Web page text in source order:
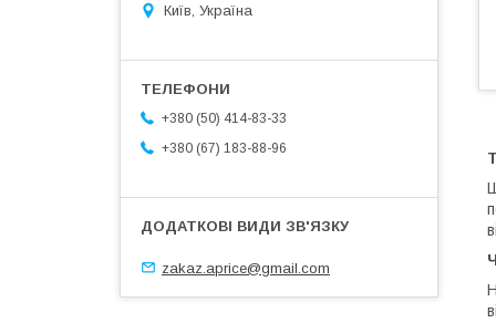
Київ, Україна
+380 (50) 414-83-33
+380 (67) 183-88-96
zakaz.aprice@gmail.com